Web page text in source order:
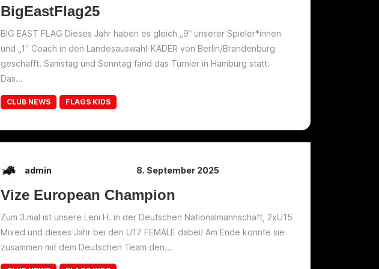
BigEastFlag25
BIG EAST FLAG Dieses Jahr haben es gleich „9“ unserer Spieler*innen
und „1“ Coach in den Landesauswahl-KADER von Berlin/Brandenburg
geschafft. Samstag und Sonntag fand das Turnier in Hamburg statt.
Das...
CLUB NEWS FLAGS KIDS
admin 8. September 2025
Vize European Champion
Zum 3.mal ist unsere Leni H. in der Deutschen Nationalmannschaft, 2xU15
Mixed und dieses Jahr bei den U17 FEMALE dabei! Am Ende konnte sie
zusammen mit dem Deutschen Team den...